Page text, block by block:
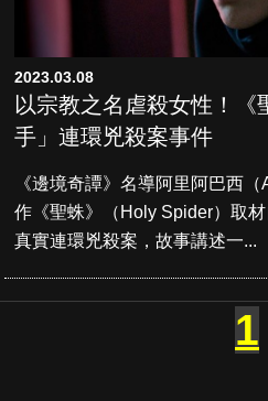
2023.03.08
以宗教之名虐殺女性！《
手」連環兇殺案事件
《邊境奇譚》名導阿里阿巴西
作《聖蛛》（Holy Spider）取
真實連環兇殺案，故事講述一...
1